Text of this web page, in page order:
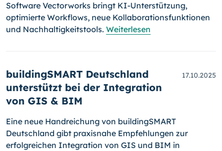
Software Vectorworks bringt KI-Unterstützung,
optimierte Workflows, neue Kollaborationsfunktionen
und Nachhaltigkeitstools. Weiterlesen
buildingSMART Deutschland
unterstützt bei der Integration
von GIS & BIM
17.10.2025
Eine neue Handreichung von buildingSMART
Deutschland gibt praxisnahe Empfehlungen zur
erfolgreichen Integration von GIS und BIM in